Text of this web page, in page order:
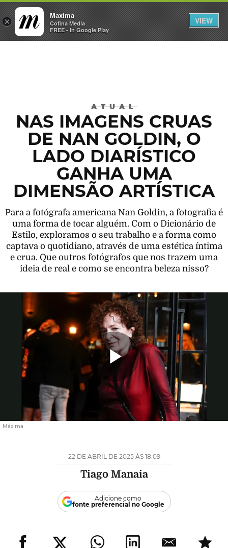
×
Maxima
Cofina Media
FREE - In Google Play
VIEW
INICIAR SESSÃO
ATUAL
NAS IMAGENS CRUAS
DE NAN GOLDIN, O
LADO DIARÍSTICO
GANHA UMA
DIMENSÃO ARTÍSTICA
Para a fotógrafa americana Nan Goldin, a fotografia é
uma forma de tocar alguém. Com o Dicionário de
Estilo, exploramos o seu trabalho e a forma como
captava o quotidiano, através de uma estética íntima
e crua. Que outros fotógrafos que nos trazem uma
ideia de real e como se encontra beleza nisso?
Máxima
22 DE ABRIL DE 2025 ÀS 18:09
Tiago Manaia
Adicione como
fonte preferencial no Google